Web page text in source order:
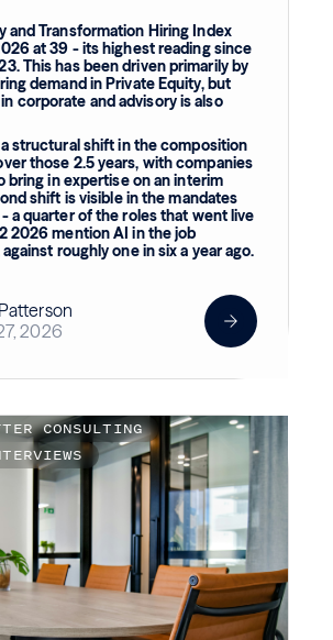
and Transformation Hiring Index
at 39 - its highest reading since
This has been driven primarily by
demand in Private Equity, but
corporate and advisory is also
a structural shift in the composition
those 2.5 years, with companies
bring in expertise on an interim
shift is visible in the mandates
a quarter of the roles that went live
2026 mention AI in the job
roughly one in six a year ago.
2026
CONSULTING